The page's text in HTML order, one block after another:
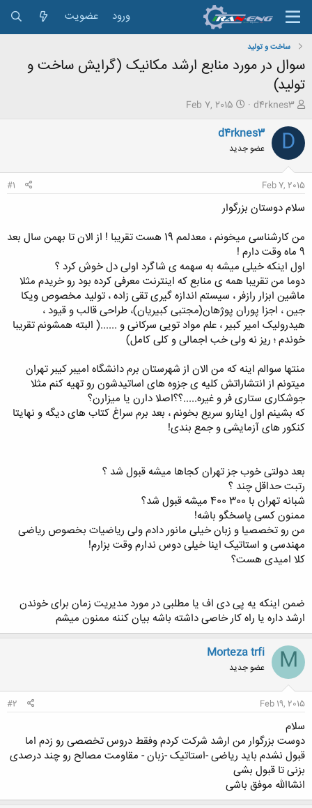
ورود عضویت
ساخت و تولید
سوال در مورد منابع ارشد مکانیک (گرایش ساخت و
تولید)
ش
و
ع
ک
ه
ض
و
ع
d4rknes3
ت
ر
خ
ع
Feb 7, 2015
D
d4rknes3
عضو جدید
Feb 7, 2015
#1
سلام دوستان بزرگوار
من کارشناسی میخونم ، معدلمم 19 هست تقریبا ! از الان تا بهمن سال بعد
9 ماه وقت دارم !
اول اینکه خیلی میشه به سهمه ی شاگرد اولی دل خوش کرد ؟
دوما من تقریبا همه ی منابع که اینترنت معرفی کرده بود رو خریدم مثلا
ماشین ابزار رازفر ، سیستم اندازه گیری تقی زاده ، تولید مخصوص ویکا
جین ، اجزا پوران پوژهان(مجتبی کبیریان)، طراحی قالب و قیود ،
هیدرولیک امیر کبیر ، علم مواد تویی سرکانی و ......( البته همشونم تقریبا
خوندم ؛ ریز نه ولی خب اجمالی و کلی کامل)
منتها سوالم اینه که من الان از شهرستان برم دانشگاه امیبر کیبر تهران
میتونم از انتشاراتش کلیه ی جزوه های اساتیدشون رو تهیه کنم مثلا
جوشکاری ستاری فر و غیره.....؟؟اصلا دارن یا میزارن؟
که بشینم اول اینارو سریع بخونم ، بعد برم سراغ کتاب های دیگه و نهایتا
کنکور های آزمایشی و جمع بندی!
بعد دولتی خوب جز تهران کجاها میشه قبول شد ؟
رتبت حداقل چند ؟
شبانه تهران با 300 400 میشه قبول شد؟
ممنون کسی پاسخگو باشه!
من رو تخصصیا و زبان خیلی مانور دادم ولی ریاضیات بخصوص ریاضی
مهندسی و استاتیک اینا خیلی دوس ندارم وقت بزارم!
کلا امیدی هست؟
ضمن اینکه یه پی دی اف یا مطلبی در مورد مدیریت زمان برای خوندن
ارشد داره یا راه کار خاصی داشته باشه بیان کننه ممنون میشم
M
Morteza trfi
عضو جدید
Feb 19, 2015
#2
سلام
دوست بزرگوار من ارشد شرکت کردم وفقط دروس تخصصی رو زدم اما
قبول نشدم باید ریاضی -استاتیک -زبان - مقاومت مصالح رو چند درصدی
بزنی تا قبول بشی
انشاالله موفق باشی